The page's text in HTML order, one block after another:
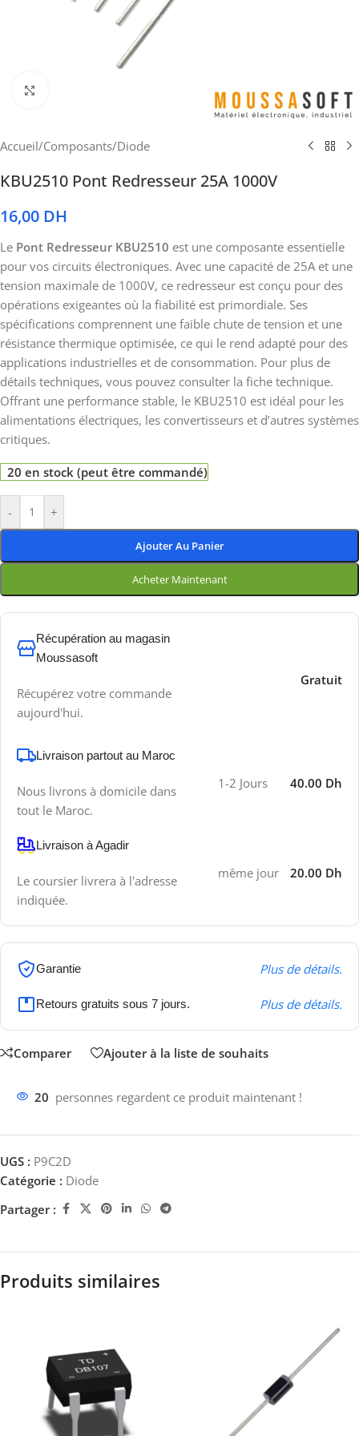
Accueil/Composants/Diode
KBU2510 Pont Redresseur 25A 1000V
16,00 DH
Le Pont Redresseur KBU2510 est une composante essentielle
pour vos circuits électroniques. Avec une capacité de 25A et une
tension maximale de 1000V, ce redresseur est conçu pour des
opérations exigeantes où la fiabilité est primordiale. Ses
spécifications comprennent une faible chute de tension et une
résistance thermique optimisée, ce qui le rend adapté pour des
applications industrielles et de consommation. Pour plus de
détails techniques, vous pouvez consulter la fiche technique.
Offrant une performance stable, le KBU2510 est idéal pour les
alimentations électriques, les convertisseurs et d’autres systèmes
critiques.
20 en stock (peut être commandé)
- +
Ajouter Au Panier
Acheter Maintenant
Récupération au magasin
Moussasoft
Récupérez votre commande
aujourd'hui.
Gratuit
Livraison partout au Maroc
Nous livrons à domicile dans
tout le Maroc.
1-2 Jours 40.00 Dh
Livraison à Agadir
Le coursier livrera à l'adresse
indiquée.
même jour 20.00 Dh
Garantie Plus de détails.
Retours gratuits sous 7 jours. Plus de détails.
Comparer Ajouter à la liste de souhaits
20 personnes regardent ce produit maintenant !
UGS : P9C2D
Catégorie : Diode
Partager :
Produits similaires